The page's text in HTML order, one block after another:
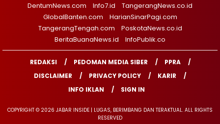
DentumNews.com
Info7.id
TangerangNews.co.id
GlobalBanten.com
HarianSinarPagi.com
TangerangTengah.com
PoskotaNews.co.id
BeritaBuanaNews.id
InfoPublik.co
REDAKSI PEDOMAN MEDIA SIBER
PPRA
DISCLAIMER
PRIVACY POLICY
KARIR
INFO IKLAN
SIGN IN
COPYRIGHT © 2026 JABAR INSIDE | LUGAS, BERIMBANG DAN TERAKTUAL. ALL RIGHTS
RESERVED